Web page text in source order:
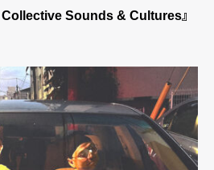
Sounds & Cultures』